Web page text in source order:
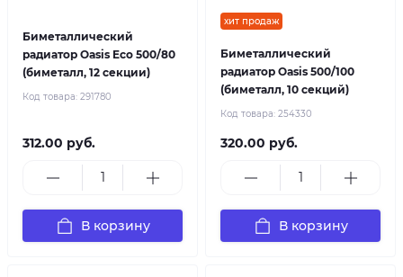
Биметаллический
радиатор Oasis Eco 500/80
(биметалл, 12 секции)
Код товара: 291780
312.00 руб.
В корзину
хит продаж
Биметаллический
радиатор Oasis 500/100
(биметалл, 10 секций)
Код товара: 254330
320.00 руб.
В корзину